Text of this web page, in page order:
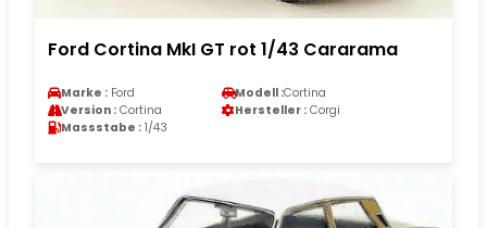
Ford Cortina MkI GT rot 1/43 Cararama
Marke : Ford Modell :Cortina
Version : Cortina Hersteller : Corgi
Massstabe : 1/43